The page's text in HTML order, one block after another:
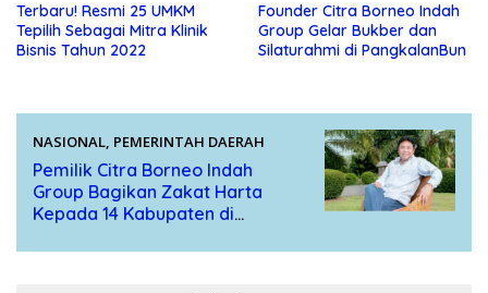
Terbaru! Resmi 25 UMKM
Tepilih Sebagai Mitra Klinik
Bisnis Tahun 2022
Founder Citra Borneo Indah
Group Gelar Bukber dan
Silaturahmi di PangkalanBun
NASIONAL, PEMERINTAH DAERAH
April 20, 2022
Pemilik Citra Borneo Indah
Group Bagikan Zakat Harta
Kepada 14 Kabupaten di